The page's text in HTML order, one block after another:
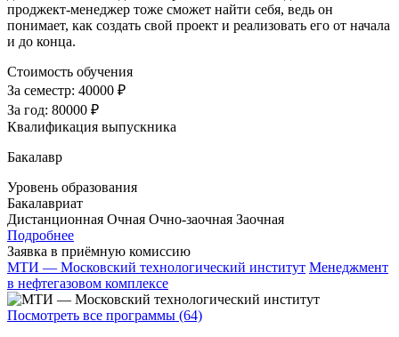
проджект-менеджер тоже сможет найти себя, ведь он
понимает, как создать свой проект и реализовать его от начала
и до конца.
Стоимость обучения
За семестр: 40000 ₽
За год: 80000 ₽
Квалификация выпускника
Бакалавр
Уровень образования
Бакалавриат
Дистанционная Очная Очно-заочная Заочная
Подробнее
Заявка в приёмную комиссию
МТИ — Московский технологический институт Менеджмент
в нефтегазовом комплексе
Посмотреть все программы (64)